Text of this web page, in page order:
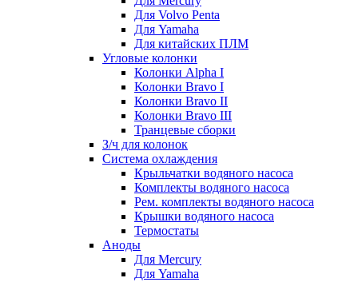
Для Volvo Penta
Для Yamaha
Для китайских ПЛМ
Угловые колонки
Колонки Alpha I
Колонки Bravo I
Колонки Bravo II
Колонки Bravo III
Транцевые сборки
З/ч для колонок
Система охлаждения
Крыльчатки водяного насоса
Комплекты водяного насоса
Рем. комплекты водяного насоса
Крышки водяного насоса
Термостаты
Аноды
Для Mercury
Для Yamaha